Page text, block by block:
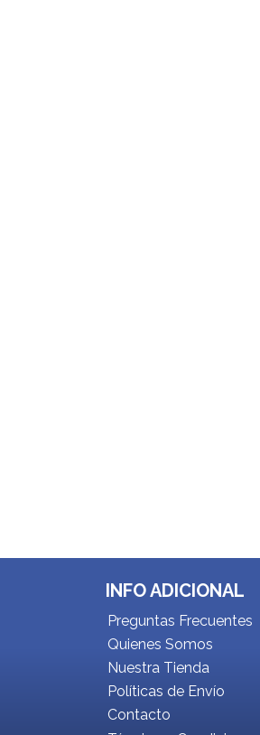
INFO ADICIONAL
Preguntas Frecuentes
Quienes Somos
Nuestra Tienda
Políticas de Envío
Contacto